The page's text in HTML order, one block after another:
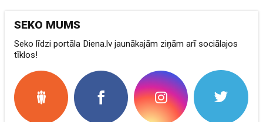
SEKO MUMS
Seko līdzi portāla Diena.lv jaunākajām ziņām arī sociālajos
tīklos!